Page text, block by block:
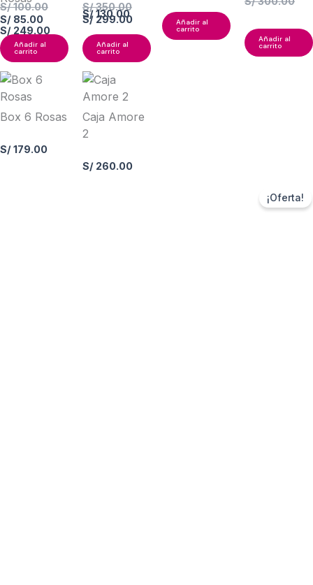
S/100.00
S/ 85.00
Añadir al
carrito
S/350.00
S/ 299.00
Añadir al
carrito
Añadir al
carrito
Añadir al
carrito